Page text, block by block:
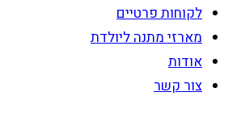
לקוחות פרטיים
מארזי מתנה ליולדת
אודות
צור קשר